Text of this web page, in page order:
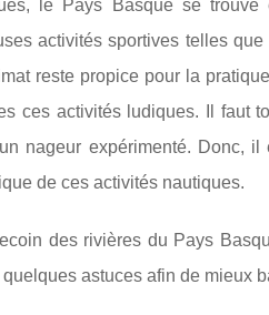
le Pays Basque se
activités sportives telles que
reste propice pour la
ces activités ludiques. Il faut
nageur expérimenté. Donc,
de ces activités nautiques.
des rivières du Pays
astuces afin de mieux